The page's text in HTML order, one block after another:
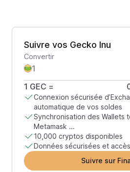
Suivre vos Gecko Inu
Convertir
1 GEC =
Connexion sécurisée
automatique de vos soldes
Synchronisation des Wallets
Metamask ...
10,000 cryptos disponibles
Données sécurisées et
Suivre sur